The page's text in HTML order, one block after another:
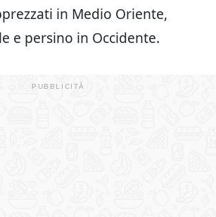
in Medio Oriente,
e persino in Occidente.